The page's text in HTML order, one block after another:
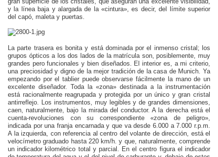
y la línea baja y alargada de la «cintura», es decir, del límite superior
del capó, maleta y puertas.
La parte trasera es bonita y está dominada por el inmenso cristal; los
grupos ópticos a los dos lados de la matrícula son, posiblemente, muy
grandes pero funcionales y bien diseñados. El interior es, a mi criterio,
una preciosidad y digno de la mejor tradición de la casa de Munich. Ya
empezando por el tablier puede observarse fácilmente la mano de un
excelente diseñador. Toda la «zona» destinada a la instrumentación
está racionalmente reagrupada y protegida por un único y gran cristal
antirreflejo. Los instrumentos, muy legibles y de grandes dimensiones,
caen, naturalmente, bajo la mirada del conductor. A la derecha está el
cuenta-revoluciones con su correspondiente «zona de peligro»,
indicada por una franja encarnada y que va desde 6.000 a 7.000 r.p.m.
A la izquierda, con referencia al centro del volante de dirección, está el
velocímetro graduado hasta 220 km/h. y que, naturalmente, comprende
un indicador kilométrico total y parcial. En el centro figura el indicador